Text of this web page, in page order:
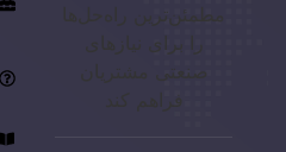
مطمئن‌ترین راه‌حل‌ها
را برای نیازهای
صنعتی مشتریان
فراهم کند